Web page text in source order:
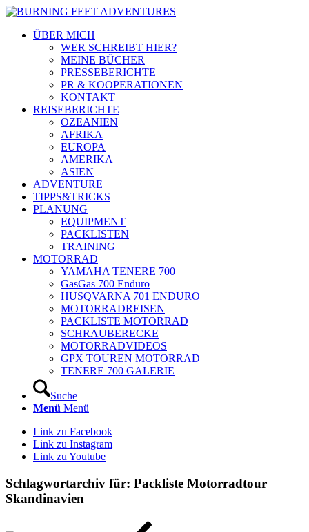
ÜBER MICH
WER SCHREIBT HIER?
MEINE BÜCHER
PRESSEBERICHTE
PR & KOOPERATIONEN
KONTAKT
REISEBERICHTE
OZEANIEN
AFRIKA
EUROPA
AMERIKA
ASIEN
ADVENTURE
TIPPS&TRICKS
PLANUNG
EQUIPMENT
PACKLISTEN
TRAINING
MOTORRAD
YAMAHA TENERE 700
GasGas 700 Enduro
HUSQVARNA 701 ENDURO
MOTORRADREISEN
PACKLISTE MOTORRAD
SCHRAUBERECKE
MOTORRADVIDEOS
GPX TOUREN MOTORRAD
TENERE 700 GALERIE
Suche
Menü Menü
Link zu Facebook
Link zu Instagram
Link zu Youtube
Schlagwortarchiv für: Packliste Motorradtour
Skandinavien